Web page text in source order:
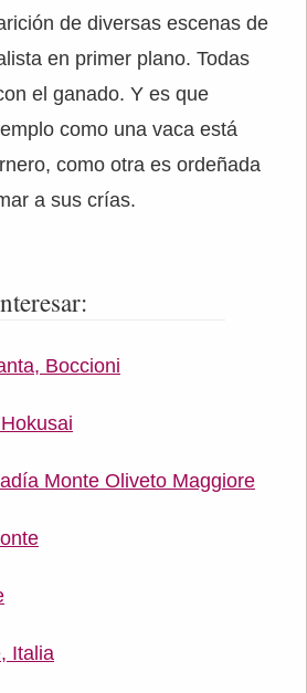
de diversas escenas de
en primer plano. Todas
el ganado. Y es que
como una vaca está
como otra es ordeñada
a sus crías.
Boccioni
Monte Oliveto Maggiore
Italia